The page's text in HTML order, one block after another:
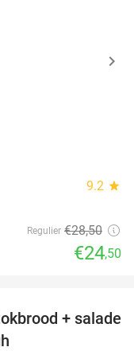
9.2 star
Regulier €28,50
€24,50
44%
+ salade